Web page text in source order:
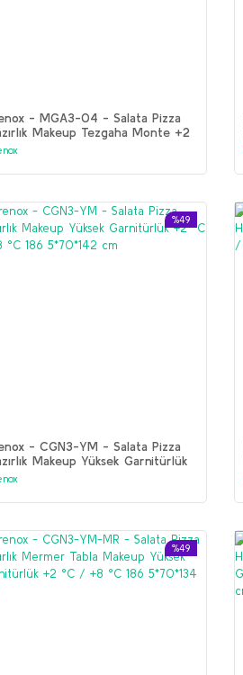
- MGA3-04 - Salata Pizza
Makeup Tezgaha Monte +2
°C 186 5*70*97 cm
%49
- CGN3-YM - Salata Pizza
Makeup Yüksek Garnitürlük
°C / +8 °C 186 5*70*142 cm
%49